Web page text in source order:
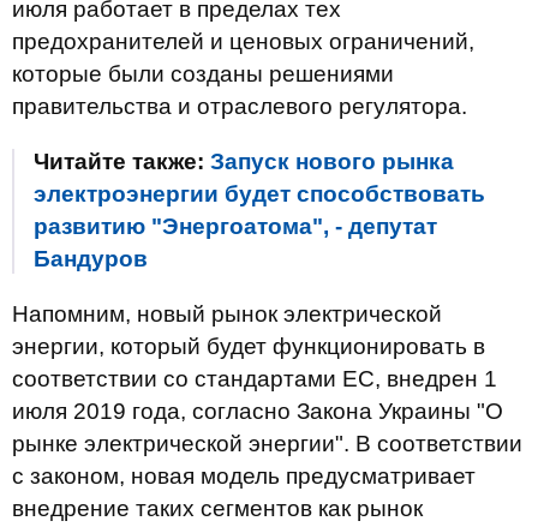
июля работает в пределах тех
предохранителей и ценовых ограничений,
которые были созданы решениями
правительства и отраслевого регулятора.
Читайте также: Запуск нового рынка
электроэнергии будет способствовать
развитию "Энергоатома", - депутат
Бандуров
Напомним, новый рынок электрической
энергии, который будет функционировать в
соответствии со стандартами ЕС, внедрен 1
июля 2019 года, согласно Закона Украины "О
рынке электрической энергии". В соответствии
с законом, новая модель предусматривает
внедрение таких сегментов как рынок